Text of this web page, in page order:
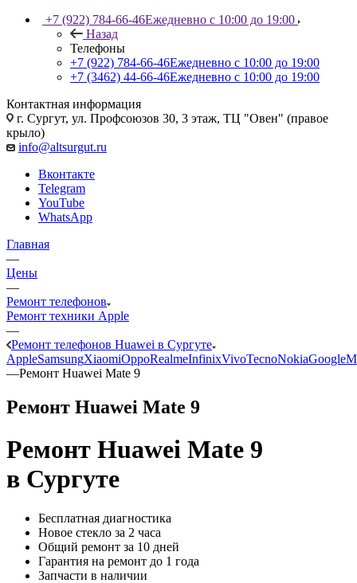
+7 (922) 784-66-46Ежедневно с 10:00 до 19:00
Назад
Телефоны
+7 (922) 784-66-46Ежедневно с 10:00 до 19:00
+7 (3462) 44-66-46Ежедневно с 10:00 до 19:00
Контактная информация
г. Сургут, ул. Профсоюзов 30, 3 этаж, ТЦ "Овен" (правое
крыло)
info@altsurgut.ru
Вконтакте
Telegram
YouTube
WhatsApp
Главная
—
Цены
—
Ремонт телефонов
Ремонт техники Apple
—
Ремонт телефонов Huawei в Сургуте
AppleSamsungXiaomiOppoRealmeInfinixVivoTecnoNokiaGoogle
—Ремонт Huawei Mate 9
Ремонт Huawei Mate 9
Ремонт Huawei Mate 9
в Сургуте
Бесплатная диагностика
Новое стекло за 2 часа
Общий ремонт за 10 дней
Гарантия на ремонт до 1 года
Запчасти в наличии